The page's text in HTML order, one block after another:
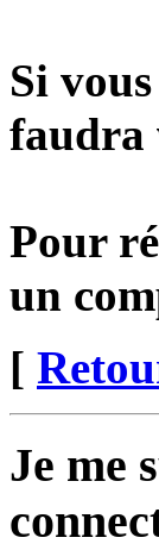
Si
faudra
Pour
un
[
Je me